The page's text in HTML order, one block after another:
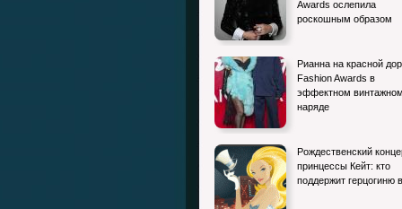
Awards ослепила
роскошным образом
Рианна на красной
Fashion Awards в
эффектном
наряде
Рождественский
принцессы Кейт: кто
поддержит герцогиню в